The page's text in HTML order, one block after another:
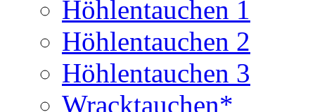
Höhlentauchen 1
Höhlentauchen 2
Höhlentauchen 3
Wracktauchen*